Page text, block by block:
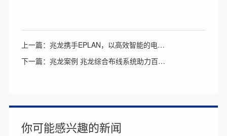
上一篇：兆龙携手EPLAN，以高效智能的电气设计助力工厂智能制造和工业数字化发展
下一篇：兆龙案例 兆龙综合布线系统助力百年历史医院——保定市第一中心医院，迎接新“未来”
你可能感兴趣的新闻